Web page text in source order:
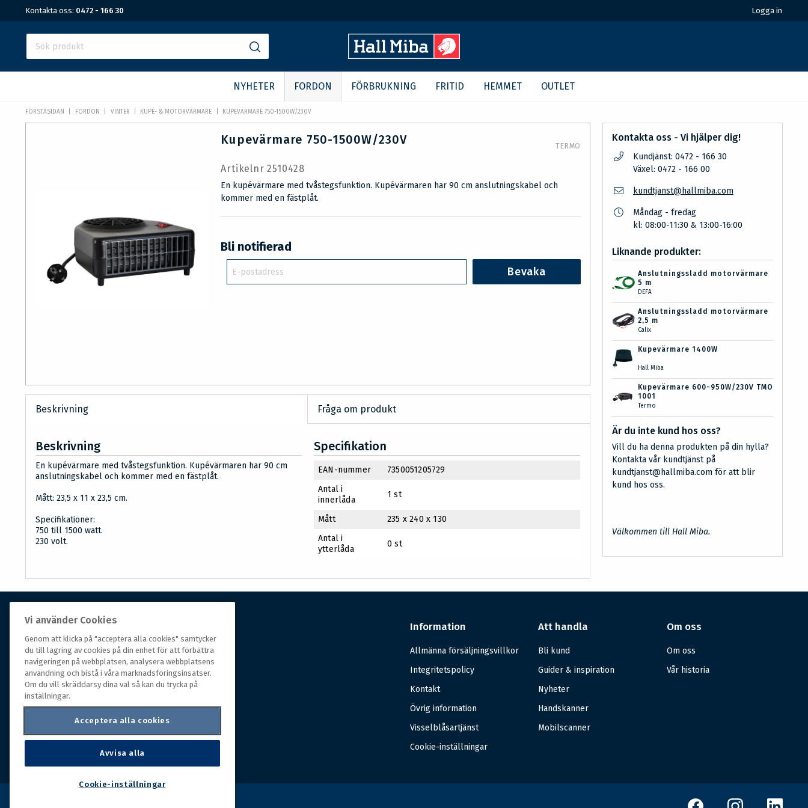
Kontakta oss: 0472 - 166 30 Logga in
NYHETER FORDON FÖRBRUKNING FRITID HEMMET OUTLET
FÖRSTASIDAN FORDON VINTER KUPÉ- & MOTORVÄRMARE KUPEVÄRMARE 750-1500W/230V
Kupevärmare 750-1500W/230V TERMO
Artikelnr 2510428
En kupévärmare med tvåstegsfunktion. Kupévärmaren har 90 cm anslutningskabel och
kommer med en fästplåt.
Bli notifierad
Bevaka
Beskrivning Fråga om produkt
Beskrivning
En kupévärmare med tvåstegsfunktion. Kupévärmaren har 90 cm
anslutningskabel och kommer med en fästplåt.
Mått: 23,5 x 11 x 23,5 cm.
Specifikationer:
750 till 1500 watt.
230 volt.
Specifikation
EAN-nummer
7350051205729
Antal i
innerlåda
1 st
Mått
235 x 240 x 130
Antal i
ytterlåda
0 st
Kontakta oss - Vi hjälper dig!
Kundjänst: 0472 - 166 30
Växel: 0472 - 166 00
kundtjanst@hallmiba.com
Måndag - fredag
kl: 08:00-11:30 & 13:00-16:00
Liknande produkter:
Anslutningssladd motorvärmare
5 m
DEFA
Anslutningssladd motorvärmare
2,5 m
Calix
Kupevärmare 1400W
Hall Miba
Kupevärmare 600-950W/230V TMO
1001
Termo
Är du inte kund hos oss?
Vill du ha denna produkten på din hylla?
Kontakta vår kundtjänst på
kundtjanst@hallmiba.com för att blir
kund hos oss.
Välkommen till Hall Miba.
Om Hall Miba
Hall Miba är grossisten som funnits på marknaden i
över 150 år. Från huvudkontoret i småländska Växjö
styrs hela organisationen, som erbjuder prisvärda
produkter till kunder i rörelse.
Information
Allmänna försäljningsvillkor
Integritetspolicy
Kontakt
Övrig information
Visselblåsartjänst
Cookie-inställningar
Att handla
Bli kund
Guider & inspiration
Nyheter
Handskanner
Mobilscanner
Om oss
Om oss
Vår historia
Vi använder Cookies
Genom att klicka på "acceptera alla cookies" samtycker
du till lagring av cookies på din enhet för att förbättra
navigeringen på webbplatsen, analysera webbplatsens
användning och bistå i våra marknadsföringsinsatser.
Om du vill skräddarsy dina val så kan du trycka på
inställningar.
Acceptera alla cookies
Avvisa alla
Cookie-inställningar